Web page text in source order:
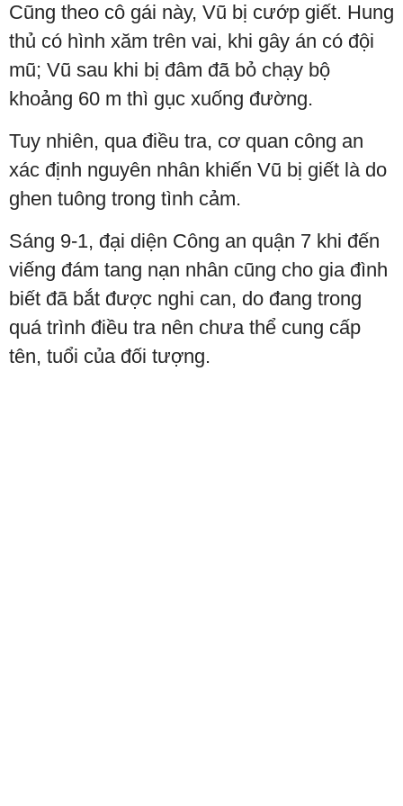
Cũng theo cô gái này, Vũ bị cướp giết. Hung
thủ có hình xăm trên vai, khi gây án có đội
mũ; Vũ sau khi bị đâm đã bỏ chạy bộ
khoảng 60 m thì gục xuống đường.
Tuy nhiên, qua điều tra, cơ quan công an
xác định nguyên nhân khiến Vũ bị giết là do
ghen tuông trong tình cảm.
Sáng 9-1, đại diện Công an quận 7 khi đến
viếng đám tang nạn nhân cũng cho gia đình
biết đã bắt được nghi can, do đang trong
quá trình điều tra nên chưa thể cung cấp
tên, tuổi của đối tượng.